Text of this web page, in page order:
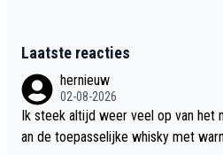
Laatste reacties
hernieuw
02-08-2026
Ik steek altijd weer veel op van het
an de toepasselijke whisky met